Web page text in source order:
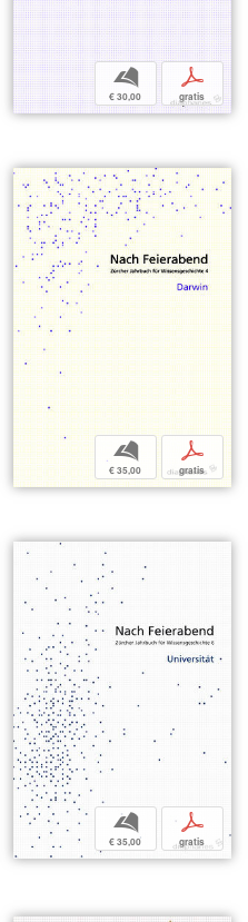
b
€ 30,00
p
gratis
b
€ 35,00
p
gratis
b
€ 35,00
p
gratis